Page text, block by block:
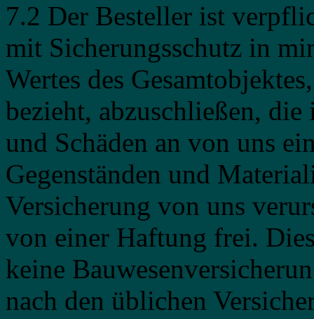
7.2 Der Besteller ist
mit Sicherungsschutz in
Wertes des
bezieht, abzuschließen,
und Schäden an von uns
Gegenständen und
Versicherung von uns
von einer Haftung frei.
keine
nach den üblichen